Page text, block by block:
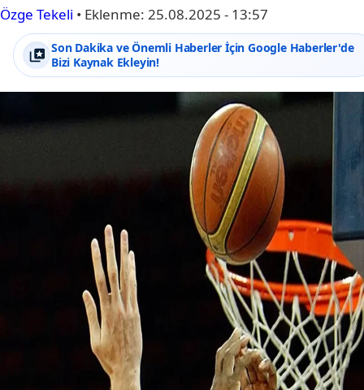
Özge Tekeli • Eklenme: 25.08.2025 - 13:57
Son Dakika ve Önemli Haberler İçin Google Haberler'de
Bizi Kaynak Ekleyin!